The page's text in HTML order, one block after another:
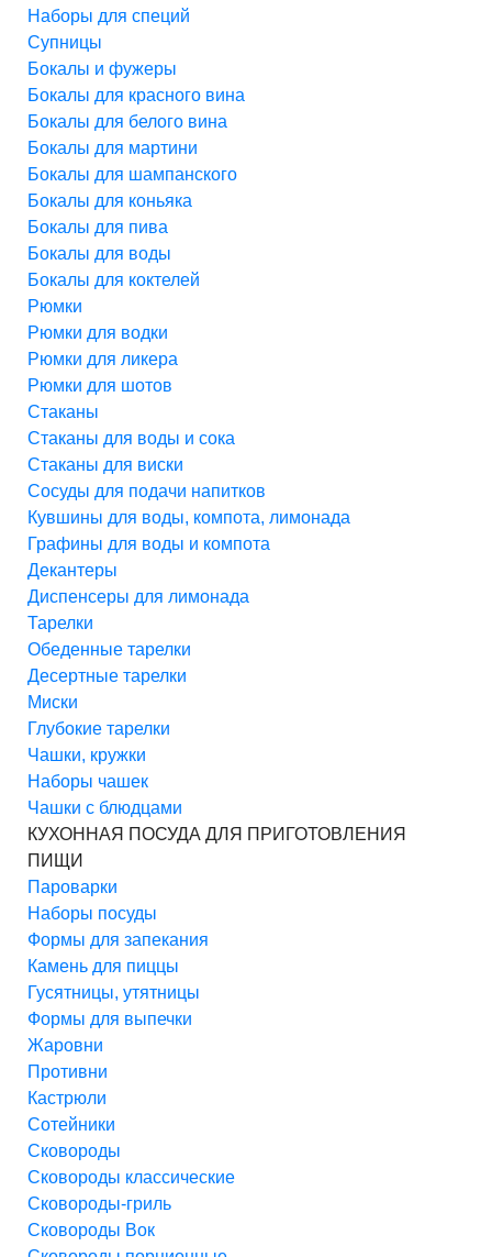
Наборы для специй
Супницы
Бокалы и фужеры
Бокалы для красного вина
Бокалы для белого вина
Бокалы для мартини
Бокалы для шампанского
Бокалы для коньяка
Бокалы для пива
Бокалы для воды
Бокалы для коктелей
Рюмки
Рюмки для водки
Рюмки для ликера
Рюмки для шотов
Стаканы
Стаканы для воды и сока
Стаканы для виски
Сосуды для подачи напитков
Кувшины для воды, компота, лимонада
Графины для воды и компота
Декантеры
Диспенсеры для лимонада
Тарелки
Обеденные тарелки
Десертные тарелки
Миски
Глубокие тарелки
Чашки, кружки
Наборы чашек
Чашки с блюдцами
КУХОННАЯ ПОСУДА ДЛЯ ПРИГОТОВЛЕНИЯ
ПИЩИ
Пароварки
Наборы посуды
Формы для запекания
Камень для пиццы
Гусятницы, утятницы
Формы для выпечки
Жаровни
Противни
Кастрюли
Сотейники
Сковороды
Сковороды классические
Сковороды-гриль
Сковороды Вок